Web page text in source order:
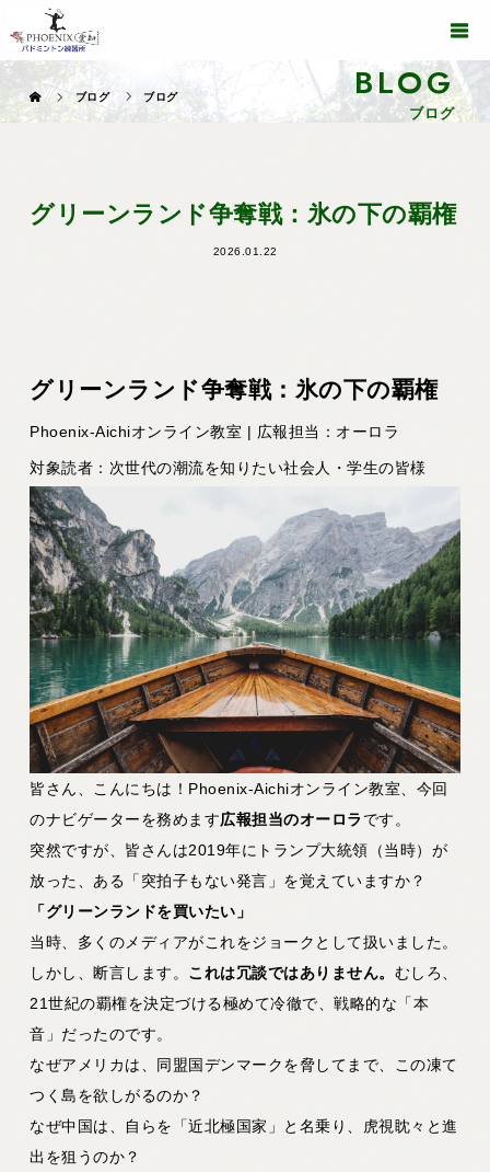
BLOG
ブログ
ブログ ブログ
グリーンランド争奪戦：氷の下の覇権
2026.01.22
グリーンランド争奪戦：氷の下の覇権
Phoenix-Aichiオンライン教室 | 広報担当：オーロラ
対象読者：次世代の潮流を知りたい社会人・学生の皆様
皆さん、こんにちは！Phoenix-Aichiオンライン教室、今回
のナビゲーターを務めます広報担当のオーロラです。
突然ですが、皆さんは2019年にトランプ大統領（当時）が
放った、ある「突拍子もない発言」を覚えていますか？
「グリーンランドを買いたい」
当時、多くのメディアがこれをジョークとして扱いました。
しかし、断言します。 これは冗談ではありません。 むしろ、
21世紀の覇権を決定づける極めて冷徹で、戦略的な「本
音」だったのです。
なぜアメリカは、同盟国デンマークを脅してまで、この凍て
つく島を欲しがるのか？
なぜ中国は、自らを「近北極国家」と名乗り、虎視眈々と進
出を狙うのか？